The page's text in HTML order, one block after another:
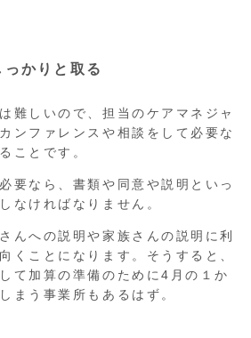
かりと取る
難しいので、担当のケアマネジャ
ンファレンスや相談をして必要な
ことです。
要なら、書類や同意や説明といっ
なければなりません。
んへの説明や家族さんの説明に利
くことになります。そうすると、
て加算の準備のために4月の１か
まう事業所もあるはず。